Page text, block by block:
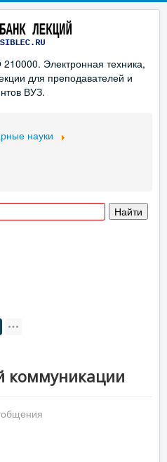
Электронная техника,
для преподавателей и
ВУЗ.
науки
коммуникации
общения